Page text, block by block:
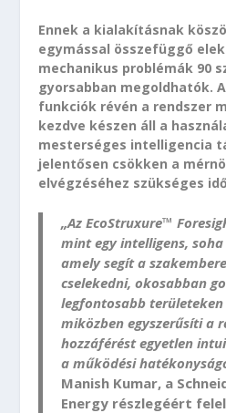
Ennek a kialakításnak
egymással összefüggő
mechanikus problémák 90
gyorsabban megoldhatók.
funkciók révén a rendszer
kezdve készen áll a
mesterséges intelligencia
jelentősen csökken a
elvégzéséhez szükséges
„Az EcoStruxure™
mint egy intelligens,
amely segít a
cselekedni, okosabban
legfontosabb
miközben egyszerűsíti a
hozzáférést egyetlen
a működési
Manish Kumar, a
Energy részlegéért